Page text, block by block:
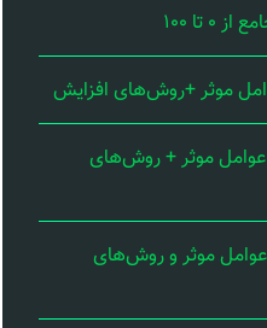
تا ۱۰۰
موثر +روش‌های افزایش
عوامل موثر + روش‌های
عوامل موثر و روش‌های